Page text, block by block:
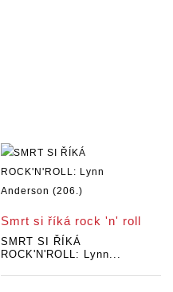
Smrt si říká rock 'n' roll
SMRT SI ŘÍKÁ
ROCK'N'ROLL: Lynn...